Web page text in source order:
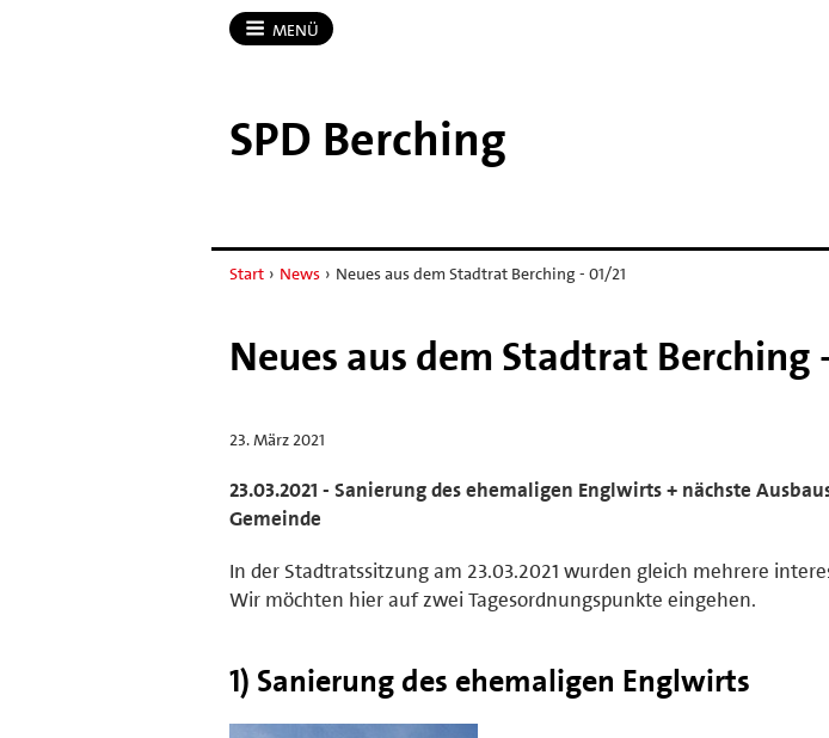
MENÜ
SPD Berching
Start › News › Neues aus dem Stadtrat Berching - 01/21
Neues aus dem Stadtrat Berching
23. März 2021
23.03.2021 - Sanierung des ehemaligen Englwirts + nächste
Gemeinde
In der Stadtratssitzung am 23.03.2021 wurden gleich mehrere
Wir möchten hier auf zwei Tagesordnungspunkte eingehen.
1) Sanierung des ehemaligen Englwirts